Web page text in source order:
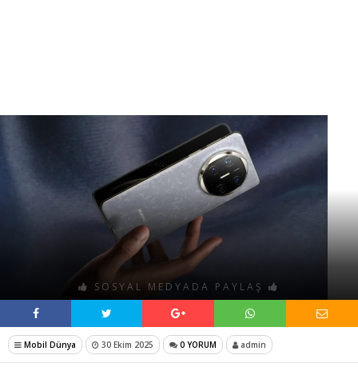
SOSYAL MEDYADA PAYLAŞ
Mobil Dünya 30 Ekim 2025 0 YORUM admin